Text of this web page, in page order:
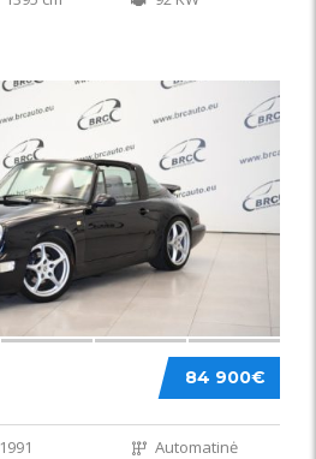
84 900€
1991 Automatinė